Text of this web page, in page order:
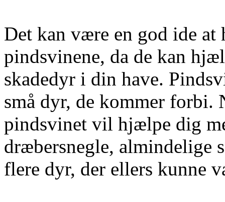
Det kan være en god ide at
pindsvinene, da de kan
skadedyr i din have.
små dyr, de kommer forbi.
pindsvinet vil hjælpe dig
dræbersnegle, almindelige
flere dyr, der ellers kunne